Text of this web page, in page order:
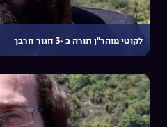
לקוטי מוהר”ן תורה ב ~3 חגור חרבך